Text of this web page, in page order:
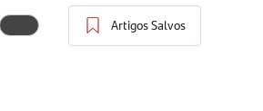
Artigos Salvos